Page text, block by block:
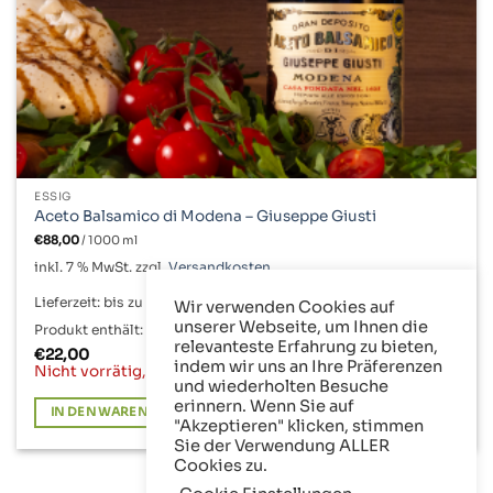
ESSIG
Aceto Balsamico di Modena – Giuseppe Giusti
€88,00/1000 ml
inkl. 7 % MwSt.zzgl.Versandkosten
Lieferzeit: bis zu 6 Werktage
Produkt enthält: 250ml
€22,00
Nicht vorrätig, mehr ist unterwegs
IN DEN WARENKORB
Wir verwenden Cookies auf
unserer Webseite, um Ihnen die
relevanteste Erfahrung zu bieten,
indem wir uns an Ihre Präferenzen
und wiederholten Besuche
erinnern. Wenn Sie auf
"Akzeptieren" klicken, stimmen
Sie der Verwendung ALLER
Cookies zu.